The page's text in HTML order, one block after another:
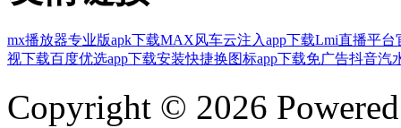
mx播放器专业版apk下载MAX风车云注入app下载Lmi直播平台
视下载百度优选app下载安装快捷换图标app下载免广告抖音汽
Copyright © 2026